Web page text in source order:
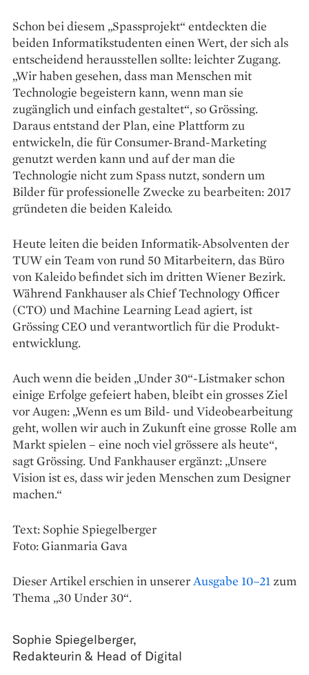
Schon bei diesem „Spassprojekt“ entdeckten die
beiden Informatik­studenten einen Wert, der sich als
entscheidend herausstellen sollte: leichter Zugang.
„Wir haben gesehen, dass man Menschen mit
Technologie begeistern kann, wenn man sie
zugänglich und einfach gestaltet“, so Grössing.
Daraus entstand der Plan, eine Plattform zu
entwickeln, die für Consumer-Brand-Marketing
genutzt werden kann und auf der man die
Technologie nicht zum Spass nutzt, sondern um
Bilder für professionelle Zwecke zu bearbeiten: 2017
gründeten die beiden Kaleido.
Heute leiten die beiden Informatik-Absolventen der
TUW ein Team von rund 50 Mitarbeitern, das Büro
von Kaleido befindet sich im dritten Wiener Bezirk.
Während Fankhauser als Chief Technology Officer
(CTO) und Machine Learning Lead agiert, ist
Grössing CEO und verantwortlich für die Produkt­
entwicklung.
Auch wenn die beiden „Under 30“-Listmaker schon
einige Erfolge gefeiert haben, bleibt ein grosses Ziel
vor Augen: „Wenn es um Bild- und Videobearbeitung
geht, wollen wir auch in Zukunft eine grosse Rolle am
Markt spielen – eine noch viel grössere als heute“,
sagt Grössing. Und Fankhauser ergänzt: „Unsere
Vision ist es, dass wir jeden Menschen zum Designer
machen.“
Text: Sophie Spiegelberger
Foto: Gianmaria Gava
Dieser Artikel erschien in unsererAusgabe 10–21zum
Thema „30 Under 30“.
Sophie Spiegelberger,
Redakteurin & Head of Digital